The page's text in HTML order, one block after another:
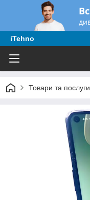
iTehno
Товари та послуги